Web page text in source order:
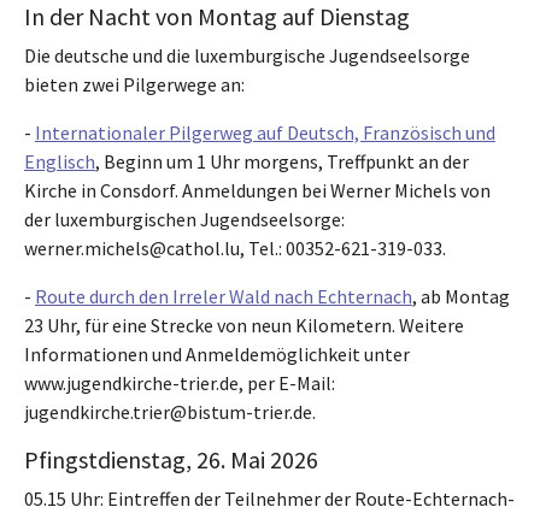
In der Nacht von Montag auf Dienstag
Die deutsche und die luxemburgische Jugendseelsorge
bieten zwei Pilgerwege an:
- Internationaler Pilgerweg auf Deutsch, Französisch und
Englisch, Beginn um 1 Uhr morgens, Treffpunkt an der
Kirche in Consdorf. Anmeldungen bei Werner Michels von
der luxemburgischen Jugendseelsorge:
werner.michels@cathol.lu, Tel.: 00352-621-319-033.
- Route durch den Irreler Wald nach Echternach, ab Montag
23 Uhr, für eine Strecke von neun Kilometern. Weitere
Informationen und Anmeldemöglichkeit unter
www.jugendkirche-trier.de, per E-Mail:
jugendkirche.trier@bistum-trier.de.
Pfingstdienstag, 26. Mai 2026
05.15 Uhr: Eintreffen der Teilnehmer der Route-Echternach-